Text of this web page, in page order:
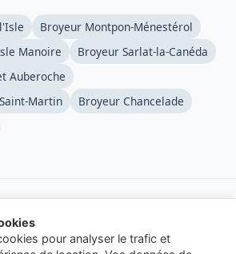
Broyeur Montpon-Ménestérol
Manoire
Broyeur Sarlat-la-Canéda
Auberoche
Martin
Broyeur Chancelade
Branches.fr - Service de mise en
relation.
pour analyser le trafic et